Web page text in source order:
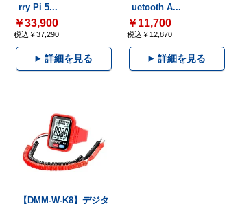
rry Pi 5...
￥33,900
税込￥37,290
詳細を見る
uetooth A...
￥11,700
税込￥12,870
詳細を見る
【DMM-W-K8】デジタ